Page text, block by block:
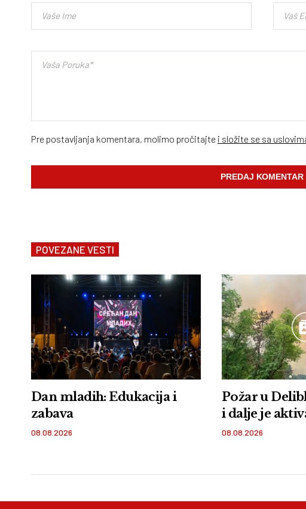
Pre postavljanja komentara, molimo pročitajte i složite se sa
POVEZANE VESTI
Dan mladih: Edukacija i
zabava
08.08.2026
Požar u
i dalje je
08.08.2026